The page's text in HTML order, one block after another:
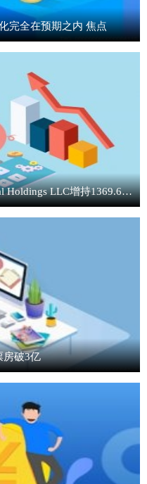
完全在预期之内 焦点
东江环保(00895.HK)获IMC Global Holdings LLC增持1369.64万股-焦点消息
房破3亿